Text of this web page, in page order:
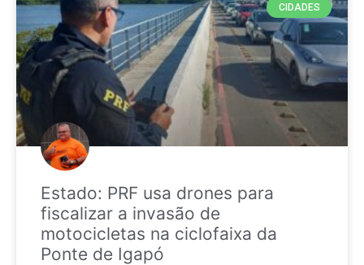
CIDADES
Estado: PRF usa drones para
fiscalizar a invasão de
motocicletas na ciclofaixa da
Ponte de Igapó